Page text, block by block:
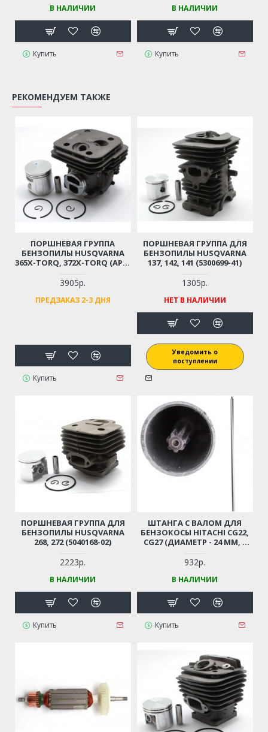
В НАЛИЧИИ
Купить
В НАЛИЧИИ
Купить
РЕКОМЕНДУЕМ ТАКЖЕ
ПОРШНЕВАЯ ГРУППА
БЕНЗОПИЛЫ HUSQVARNA
365X-TORQ, 372X-TORQ (АРТ.
3905р.
ПРЕДЗАКАЗ 2-3 ДНЯ
Купить
ПОРШНЕВАЯ ГРУППА ДЛЯ
БЕНЗОПИЛЫ HUSQVARNA
137, 142, 141 (5300699-41)
1305р.
НЕТ В НАЛИЧИИ
Уведомить о
поступлении
ПОРШНЕВАЯ ГРУППА ДЛЯ
БЕНЗОПИЛЫ HUSQVARNA
268, 272 (5040168-02)
2223р.
В НАЛИЧИИ
Купить
ШТАНГА С ВАЛОМ ДЛЯ
БЕНЗОКОСЫ HITACHI CG22,
CG27 (ДИАМЕТР - 24 ММ, 7
932р.
В НАЛИЧИИ
Купить